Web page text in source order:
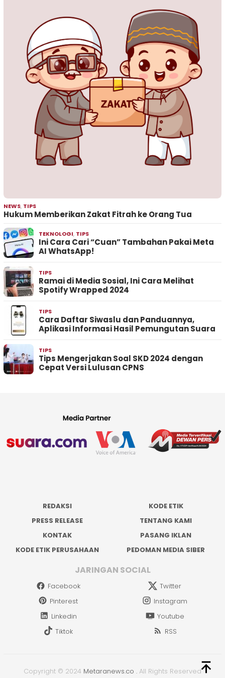
NEWS, TIPS
Hukum Memberikan Zakat Fitrah ke Orang Tua
TEKNOLOGI, TIPS
Ini Cara Cari “Cuan” Tambahan Pakai Meta
AI WhatsApp!
TIPS
Ramai di Media Sosial, Ini Cara Melihat
Spotify Wrapped 2024
TIPS
Cara Daftar Siwaslu dan Panduannya,
Aplikasi Informasi Hasil Pemungutan Suara
TIPS
Tips Mengerjakan Soal SKD 2024 dengan
Cepat Versi Lulusan CPNS
REDAKSI
KODE ETIK
PRESS RELEASE
TENTANG KAMI
KONTAK
PASANG IKLAN
KODE ETIK PERUSAHAAN
PEDOMAN MEDIA SIBER
JARINGAN SOCIAL
Facebook
Twitter
Pinterest
Instagram
Linkedin
Youtube
Tiktok
RSS
Copyright © 2024 Metaranews.co . All Rights Reserved